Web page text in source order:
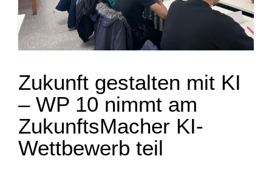
Zukunft gestalten mit KI
– WP 10 nimmt am
ZukunftsMacher KI-
Wettbewerb teil